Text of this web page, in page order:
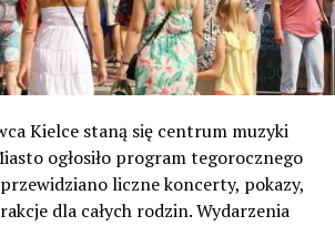
Kielce staną się centrum muzyki
ogłosiło program tegorocznego
liczne koncerty, pokazy,
dla całych rodzin. Wydarzenia